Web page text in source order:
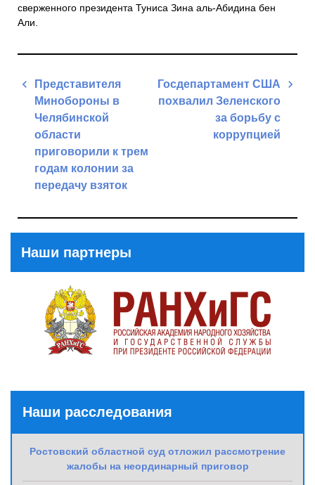
сверженного президента Туниса Зина аль-Абидина бен
Али.
Навигация
записям
Представителя
Минобороны в
Челябинской
области
приговорили к трем
годам колонии за
передачу взяток
Госдепартамент США
похвалил Зеленского
за борьбу с
коррупцией
Наши партнеры
Наши расследования
Ростовский областной суд отложил рассмотрение
жалобы на неординарный приговор